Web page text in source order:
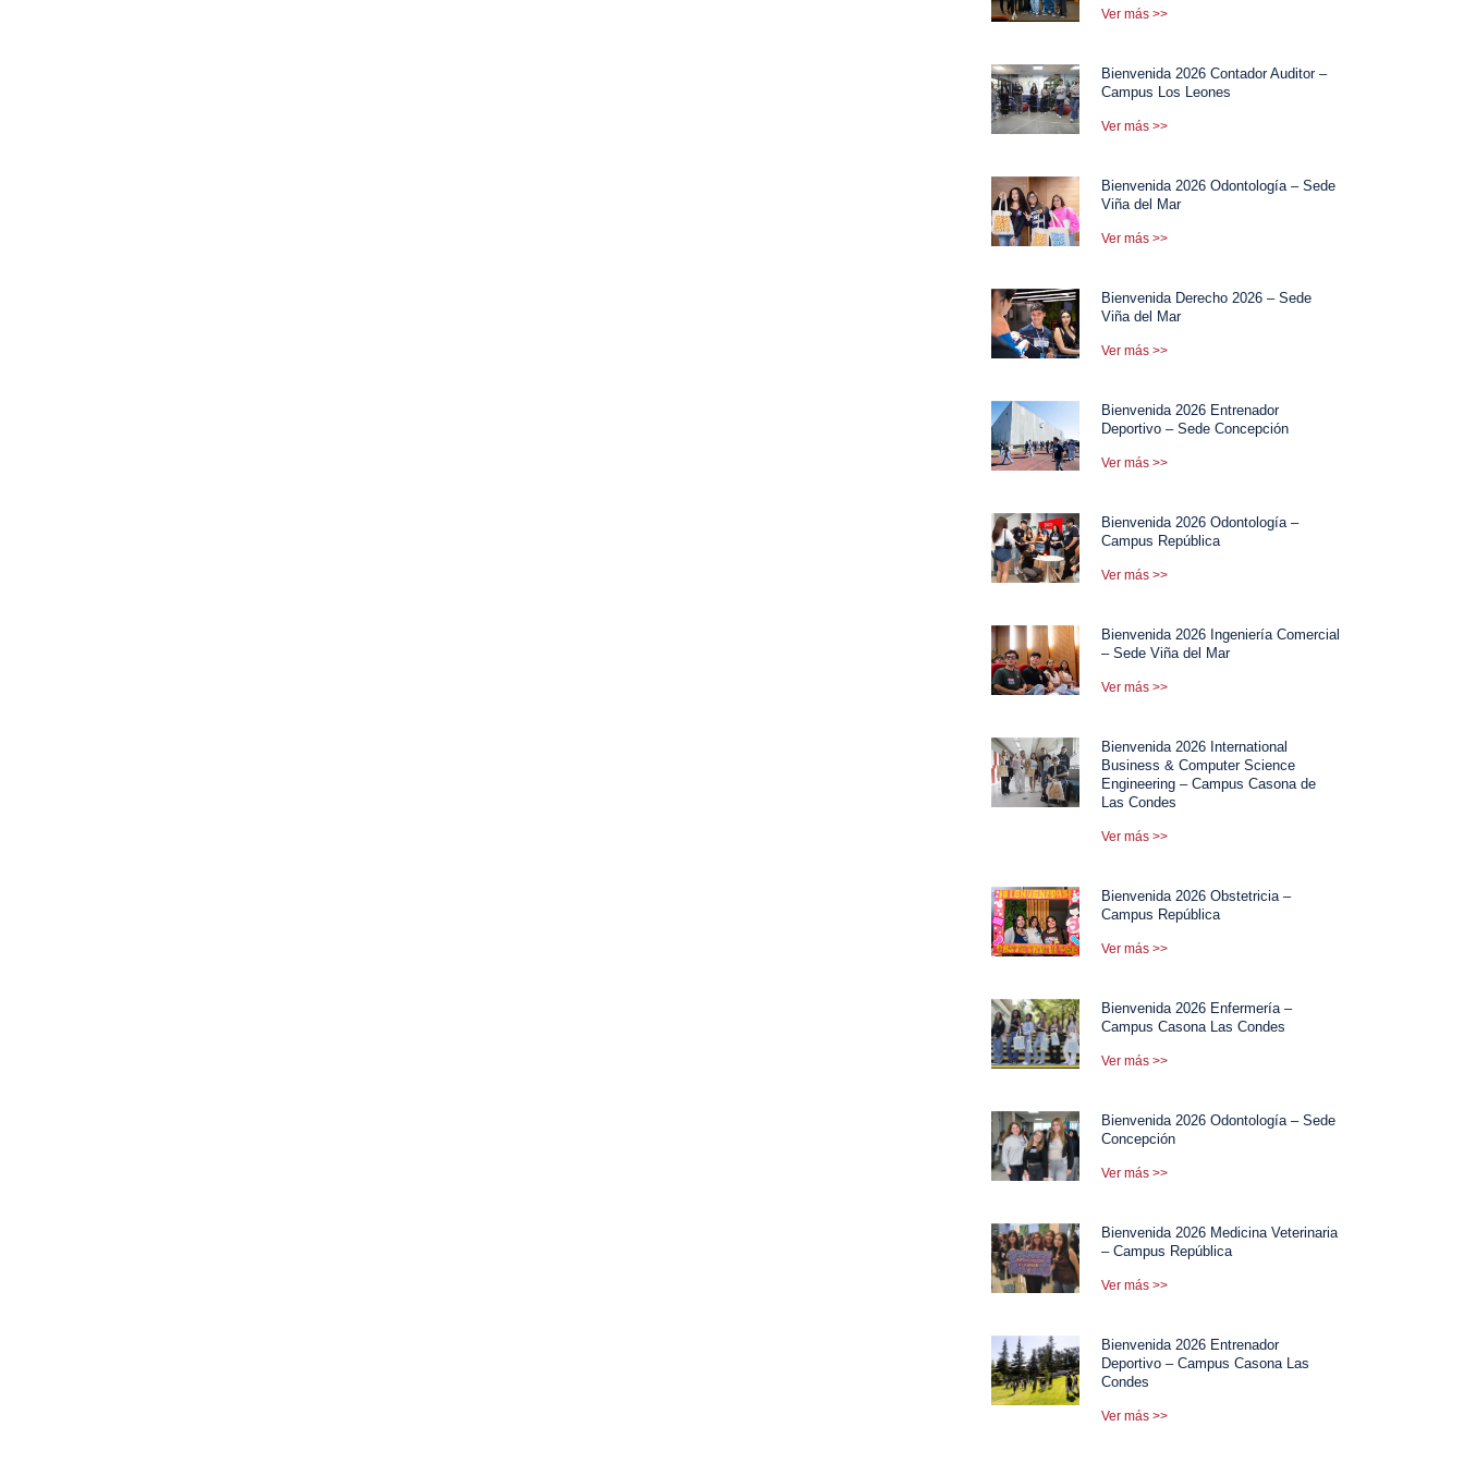
Ver más >>
Bienvenida 2026 Contador Auditor –
Campus Los Leones
Ver más >>
Bienvenida 2026 Odontología – Sede
Viña del Mar
Ver más >>
Bienvenida Derecho 2026 – Sede
Viña del Mar
Ver más >>
Bienvenida 2026 Entrenador
Deportivo – Sede Concepción
Ver más >>
Bienvenida 2026 Odontología –
Campus República
Ver más >>
Bienvenida 2026 Ingeniería Comercial
– Sede Viña del Mar
Ver más >>
Bienvenida 2026 International
Business & Computer Science
Engineering – Campus Casona de
Las Condes
Ver más >>
Bienvenida 2026 Obstetricia –
Campus República
Ver más >>
Bienvenida 2026 Enfermería –
Campus Casona Las Condes
Ver más >>
Bienvenida 2026 Odontología – Sede
Concepción
Ver más >>
Bienvenida 2026 Medicina Veterinaria
– Campus República
Ver más >>
Bienvenida 2026 Entrenador
Deportivo – Campus Casona Las
Condes
Ver más >>